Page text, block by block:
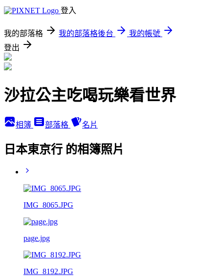
登入
我的部落格 我的部落格後台
我的帳號
登出
沙拉公主吃喝玩樂看世界
相簿 部落格 名片
日本東京行 的相簿照片
IMG_8065.JPG
page.jpg
IMG_8192.JPG